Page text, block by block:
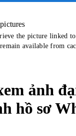
the picture linked to
available from
ảnh
hồ sơ